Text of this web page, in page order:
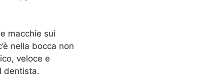
macchie sui
nella bocca non
veloce e
dentista.